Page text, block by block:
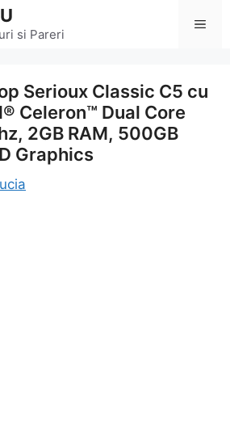
si Pareri
Serioux Classic C5 cu
Celeron™ Dual Core
2GB RAM, 500GB
Graphics